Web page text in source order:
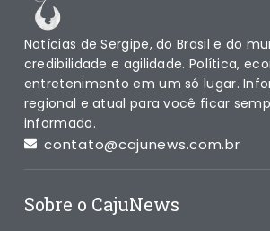
Notícias de Sergipe, do Brasil e do
credibilidade e agilidade. Política,
entretenimento em um só lugar.
regional e atual para você ficar
informado.
contato@cajunews.com.br
Sobre o CajuNews